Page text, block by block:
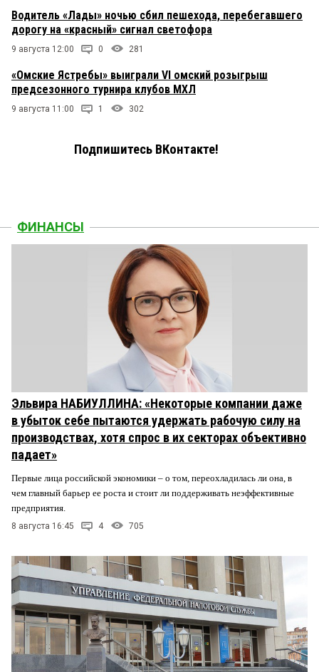
Водитель «Лады» ночью сбил пешехода, перебегавшего
дорогу на «красный» сигнал светофора
9 августа 12:00 0 281
«Омские Ястребы» выиграли VI омский розыгрыш
предсезонного турнира клубов МХЛ
9 августа 11:00 1 302
Подпишитесь ВКонтакте!
ФИНАНСЫ
Эльвира НАБИУЛЛИНА: «Некоторые компании даже
в убыток себе пытаются удержать рабочую силу на
производствах, хотя спрос в их секторах объективно
падает»
Первые лица российской экономики – о том, переохладилась ли она, в
чем главный барьер ее роста и стоит ли поддерживать неэффективные
предприятия.
8 августа 16:45 4 705